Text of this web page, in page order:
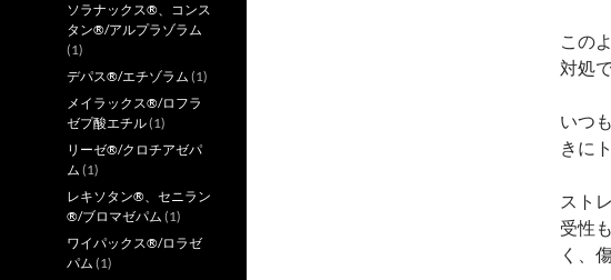
この
対処
いつ
きに
スト
受性
く、
ソラナックス®、コンス
タン®/アルプラゾラム
(1)
デパス®/エチゾラム (1)
メイラックス®/ロフラ
ゼプ酸エチル(1)
リーゼ®/クロチアゼパ
ム (1)
レキソタン®、セニラン
®/ブロマゼパム (1)
ワイパックス®/ロラゼ
パム (1)